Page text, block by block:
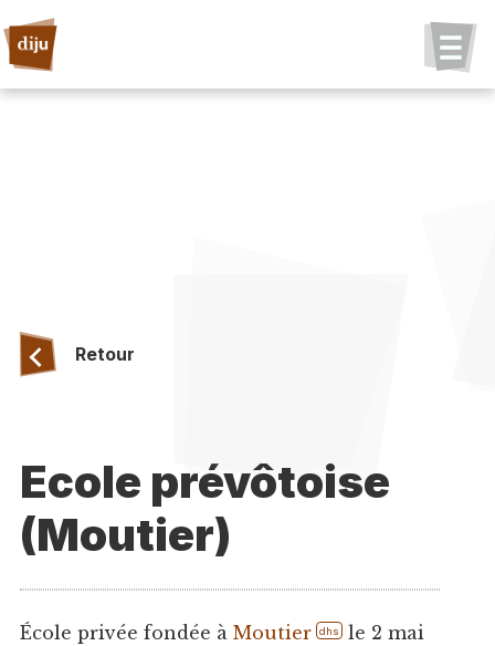
Retour
Ecole prévôtoise
(Moutier)
École privée fondée à Moutier dhs le 2 mai